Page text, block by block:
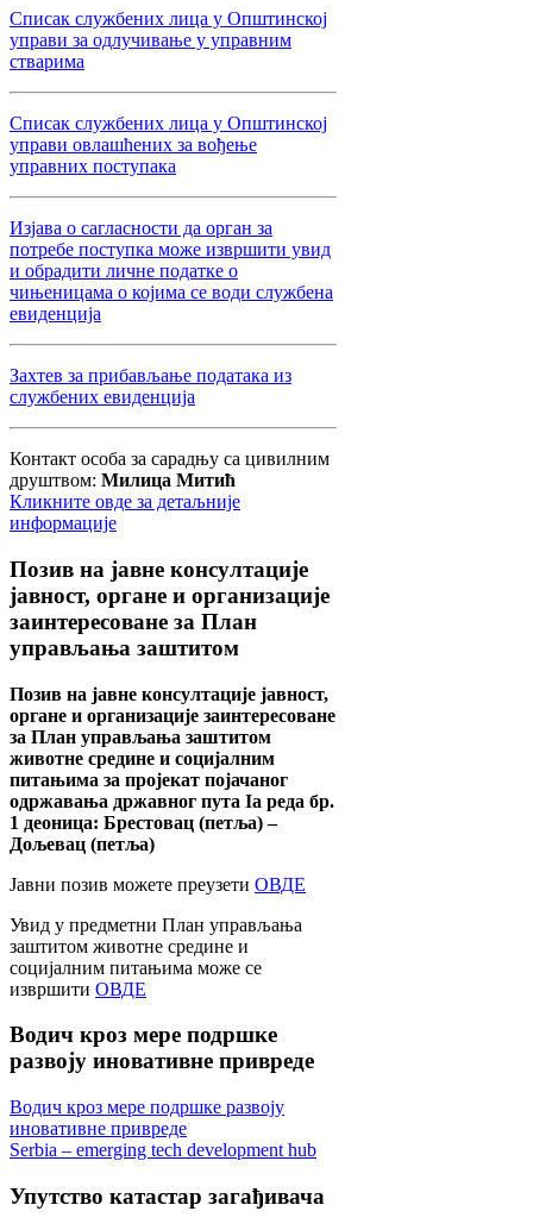
Списак службених лица у Општинској
управи за одлучивање у управним
стварима
Списак службених лица у Општинској
управи овлашћених за вођење
управних поступака
Изјава о сагласности да орган за
потребе поступка може извршити увид
и обрадити личне податке о
чињеницама о којима се води службена
евиденција
Захтев за прибављање података из
службених евиденција
Контакт особа за сарадњу са цивилним
друштвом: Милица Митић
Кликните овде за детаљније
информације
Позив на јавне консултације
јавност, органе и организације
заинтересоване за План
управљања заштитом
Позив на јавне консултације јавност,
органе и организације заинтересоване
за План управљања заштитом
животне средине и социјалним
питањима за пројекат појачаног
одржавања државног пута Ia реда бр.
1 деоница: Брестовац (петља) –
Дољевац (петља)
Јавни позив можете преузети ОВДЕ
Увид у предметни План управљања
заштитом животне средине и
социјалним питањима може се
извршити ОВДЕ
Водич кроз мере подршке
развоју иновативне привреде
Водич кроз мере подршке развоју
иновативне привреде
Serbia – emerging tech development hub
Упутство катастар загађивача